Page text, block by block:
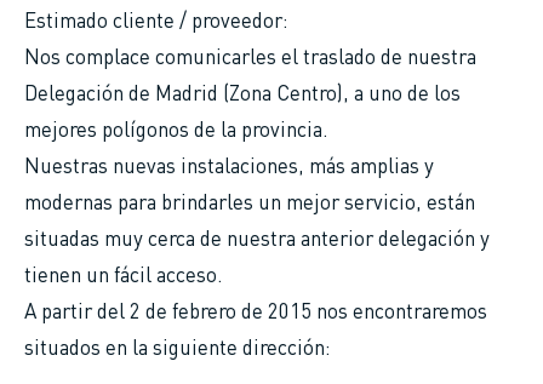
Estimado cliente / proveedor:
Nos complace comunicarles el traslado de nuestra
Delegación de Madrid (Zona Centro), a uno de los
mejores polígonos de la provincia.
Nuestras nuevas instalaciones, más amplias y
modernas para brindarles un mejor servicio, están
situadas muy cerca de nuestra anterior delegación y
tienen un fácil acceso.
A partir del 2 de febrero de 2015 nos encontraremos
situados en la siguiente dirección: